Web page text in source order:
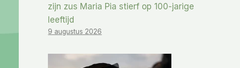
zijn zus Maria Pia stierf op 100-jarige
leeftijd
9 augustus 2026